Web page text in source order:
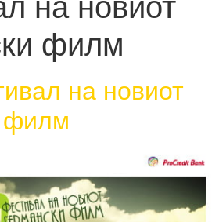
филм
на новиот
филм